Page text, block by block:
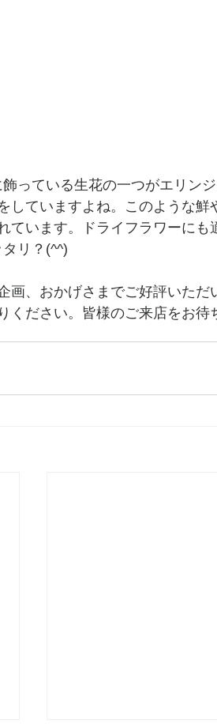
っている生花の一つがエリンジ
していますよね。このような
ています。ドライフラワーにも
リ？(^^)
画、おかげさまでご好評いた
ください。皆様のご来店をお待